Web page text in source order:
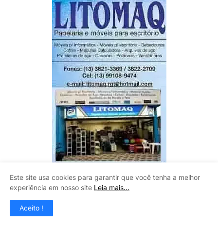
CLAUDINEY VIDROS
Este site usa cookies para garantir que você tenha a melhor
experiência em nosso site Leia mais...
Aceito !